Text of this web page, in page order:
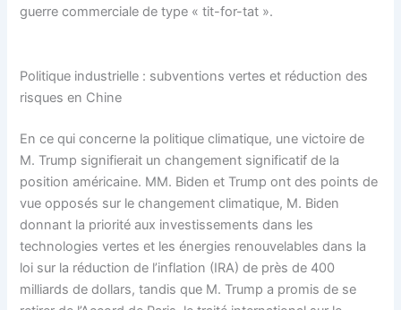
guerre commerciale de type « tit-for-tat ».
Politique industrielle : subventions vertes et réduction des
risques en Chine
En ce qui concerne la politique climatique, une victoire de
M. Trump signifierait un changement significatif de la
position américaine. MM. Biden et Trump ont des points de
vue opposés sur le changement climatique, M. Biden
donnant la priorité aux investissements dans les
technologies vertes et les énergies renouvelables dans la
loi sur la réduction de l’inflation (IRA) de près de 400
milliards de dollars, tandis que M. Trump a promis de se